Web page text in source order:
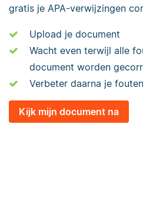
gratis je APA-verwijzingen
Upload je document
Wacht even terwijl alle
document worden
Verbeter daarna je
Kijk mijn document na